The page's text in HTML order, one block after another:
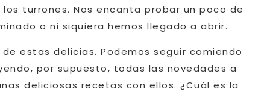
turrones. Nos encanta probar un poco de
o ni siquiera hemos llegado a abrir.
estas delicias. Podemos seguir comiendo
por supuesto, todas las novedades a
deliciosas recetas con ellos. ¿Cuál es la